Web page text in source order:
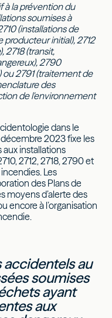
à la prévention du
soumises à
(installations de
initial), 2712
2718 (transit,
2790
2791 (traitement de
des
de l'environnement
dans le
2023 fixe les
installations
2712, 2718, 2790 et
Les
des Plans de
moyens d’alerte des
encore à l’organisation
accidentels au
soumises
ayant
aux